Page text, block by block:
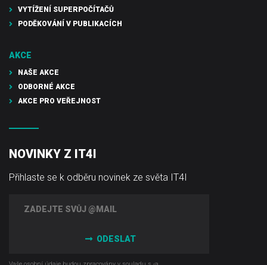
VYTÍŽENÍ SUPERPOČÍTAČŮ
PODĚKOVÁNÍ V PUBLIKACÍCH
AKCE
NAŠE AKCE
ODBORNÉ AKCE
AKCE PRO VEŘEJNOST
NOVINKY Z IT4I
Přihlaste se k odběru novinek ze světa IT4I
ODESLAT